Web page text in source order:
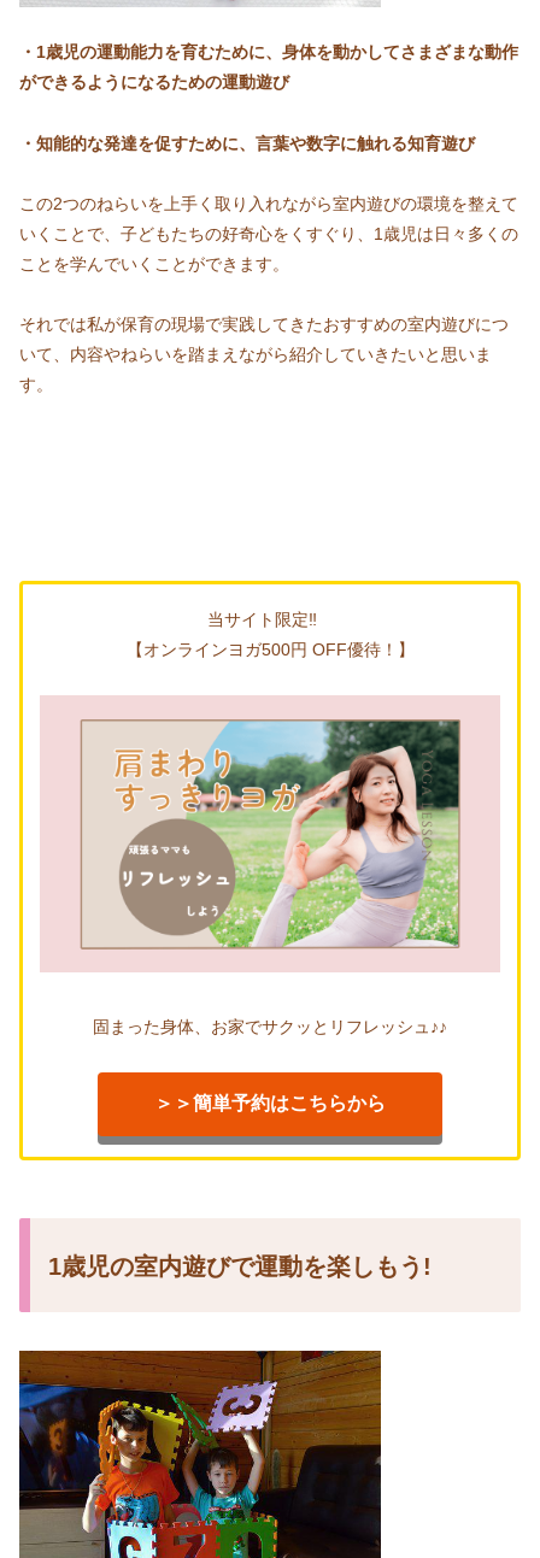
・1歳児の運動能力を育むために、身体を動かしてさまざまな動作
ができるようになるための運動遊び
・知能的な発達を促すために、言葉や数字に触れる知育遊び
この2つのねらいを上手く取り入れながら室内遊びの環境を整えて
いくことで、子どもたちの好奇心をくすぐり、1歳児は日々多くの
ことを学んでいくことができます。
それでは私が保育の現場で実践してきたおすすめの室内遊びにつ
いて、内容やねらいを踏まえながら紹介していきたいと思いま
す。
当サイト限定‼
【オンラインヨガ500円 OFF優待！】
固まった身体、お家でサクッとリフレッシュ♪♪
＞＞簡単予約はこちらから
1歳児の室内遊びで運動を楽しもう !